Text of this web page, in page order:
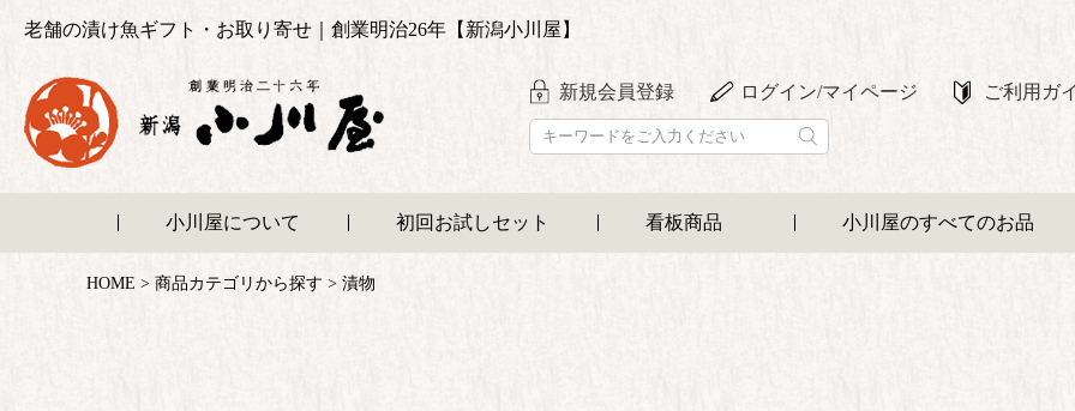
老舗の漬け魚ギフト・お取り寄せ｜創業明治26年【新潟小川屋】
新規会員登録 ログイン/マイページ ご利用ガ
小川屋について 初回お試しセット 看板商品 小川屋のすべてのお品
HOME 商品カテゴリから探す 漬物